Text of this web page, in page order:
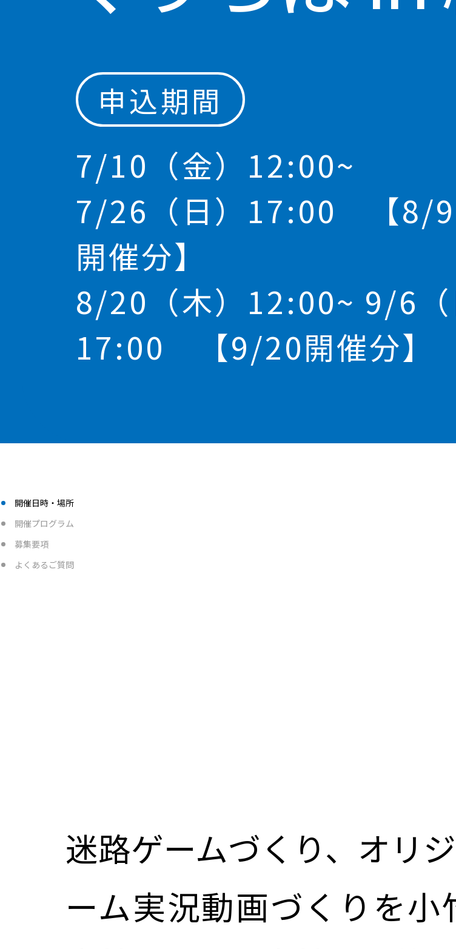
申込期間
7/10（金）12:00~
7/26（日）17:00 【8/
開催分】
8/20（木）12:00~ 9/6（
17:00 【9/20開催分】
開催日時・場所
開催プログラム
募集要項
よくあるご質問
迷路ゲームづくり、オリ
ーム実況動画づくりを